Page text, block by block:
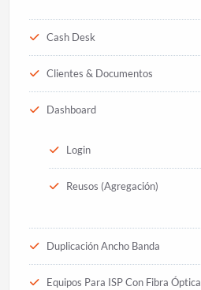
Cash Desk
Clientes & Documentos
Dashboard
Login
Reusos (Agregación)
Duplicación Ancho Banda
Equipos Para ISP Con Fibra Óptica